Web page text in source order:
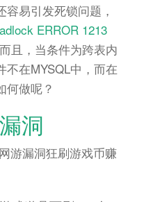
易引发死锁问题，
ERROR 1213
且，当条件为跨表内
在MYSQL中，而在
何做呢？
洞
游漏洞狂刷游戏币赚